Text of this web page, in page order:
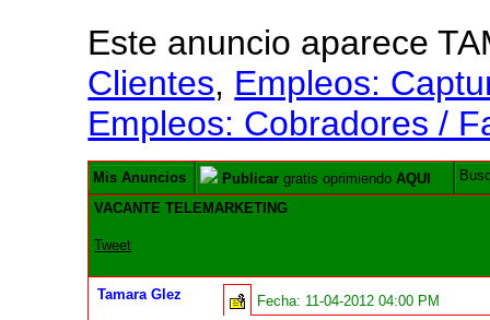
Este anuncio aparece
Clientes, Empleos:
Empleos: Cobradores /
Mis Anuncios Publicar gratis oprimiendoAQUI
VACANTE TELEMARKETING
Tweet
Tamara Glez Fecha: 11-04-2012 04:00 PM